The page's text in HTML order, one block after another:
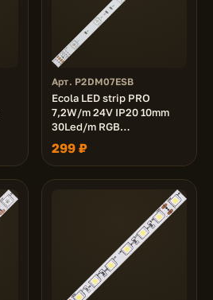
Арт. P2DM07ESB
Ecola LED strip PRO
7,2W/m 24V IP20 10mm
30Led/m RGB
разноцветная
светодиодная лента на
катушке 5м.
299 ₽